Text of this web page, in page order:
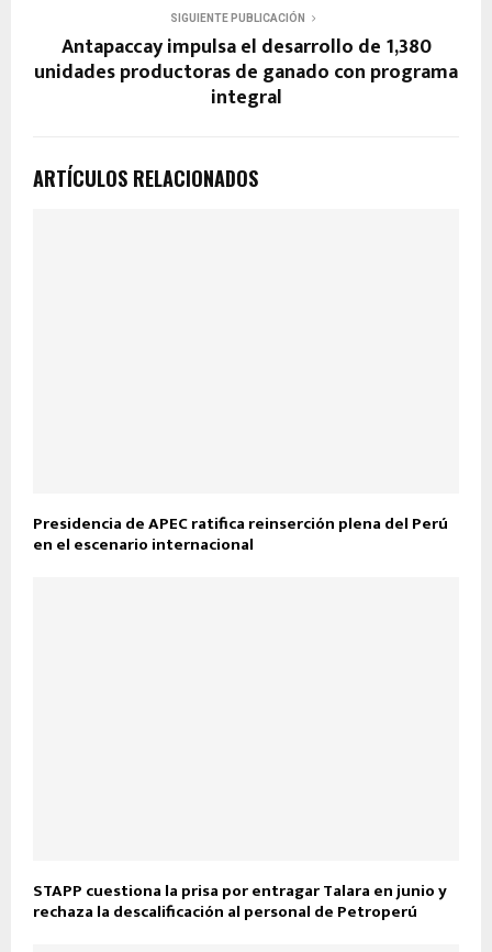
SIGUIENTE PUBLICACIÓN
Antapaccay impulsa el desarrollo de 1,380
unidades productoras de ganado con programa
integral
ARTÍCULOS RELACIONADOS
Presidencia de APEC ratifica reinserción plena del Perú
en el escenario internacional
STAPP cuestiona la prisa por entragar Talara en junio y
rechaza la descalificación al personal de Petroperú